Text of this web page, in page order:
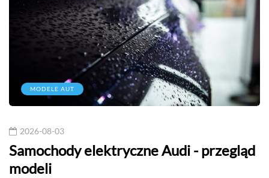
MODELE AUT
2026-08-03
Samochody elektryczne Audi - przegląd
modeli